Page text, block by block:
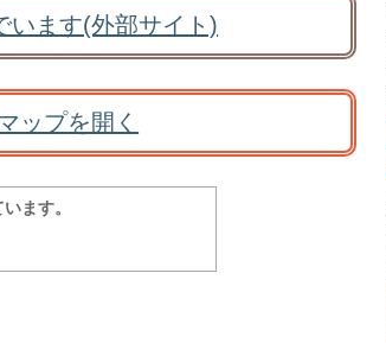
います(外部サイト)
ップを開く
ます。